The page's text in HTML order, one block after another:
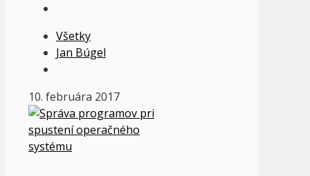
Všetky
Jan Búgel
10. februára 2017